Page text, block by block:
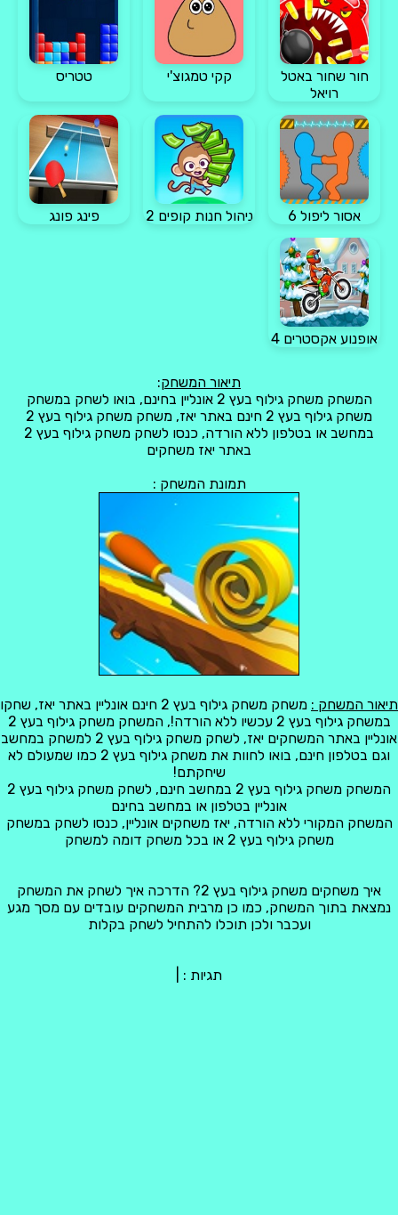
חור שחור באטל
רויאל
קקי טמגוצ'י טטריס
אסור ליפול 6 ניהול חנות קופים 2 פינג פונג
אופנוע אקסטרים 4
תיאור המשחק:
המשחק משחק גילוף בעץ 2 אונליין בחינם, בואו לשחק במשחק
משחק גילוף בעץ 2 חינם באתר יאז, משחק משחק גילוף בעץ 2
במחשב או בטלפון ללא הורדה, כנסו לשחק משחק גילוף בעץ 2
באתר יאז משחקים
תמונת המשחק :
תיאור המשחק :
משחק משחק גילוף בעץ 2 חינם אונליין באתר יאז, שחקו
במשחק גילוף בעץ 2 עכשיו ללא הורדה!, המשחק משחק גילוף בעץ 2
אונליין באתר המשחקים יאז, לשחק משחק גילוף בעץ 2 למשחק במחשב
וגם בטלפון חינם, בואו לחוות את משחק גילוף בעץ 2 כמו שמעולם לא
שיחקתם!
המשחק משחק גילוף בעץ 2 במחשב חינם, לשחק משחק גילוף בעץ 2
אונליין בטלפון או במחשב בחינם
המשחק המקורי ללא הורדה, יאז משחקים אונליין, כנסו לשחק במשחק
משחק גילוף בעץ 2 או בכל משחק דומה למשחק
איך משחקים משחק גילוף בעץ 2? הדרכה איך לשחק את המשחק
נמצאת בתוך המשחק, כמו כן מרבית המשחקים עובדים עם מסך מגע
ועכבר ולכן תוכלו להתחיל לשחק בקלות
תגיות :